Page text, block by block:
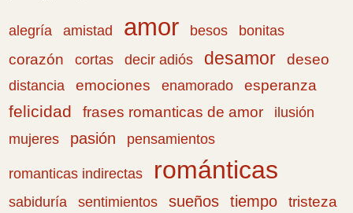
alegría amistad amor besos
bonitas
corazón
cortas decir adiós desamor deseo
distancia emociones enamorado esperanza
felicidad frases romanticas de amor
ilusión
mujeres
pasión pensamientos
romanticas indirectas románticas
sabiduría sentimientos sueños tiempo
tristeza